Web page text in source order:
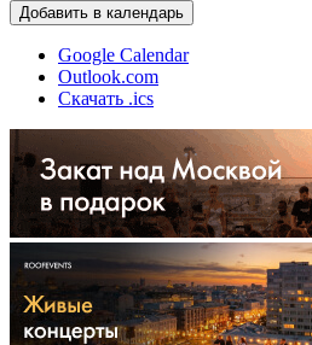
Добавить в календарь
Google Calendar
Outlook.com
Скачать .ics